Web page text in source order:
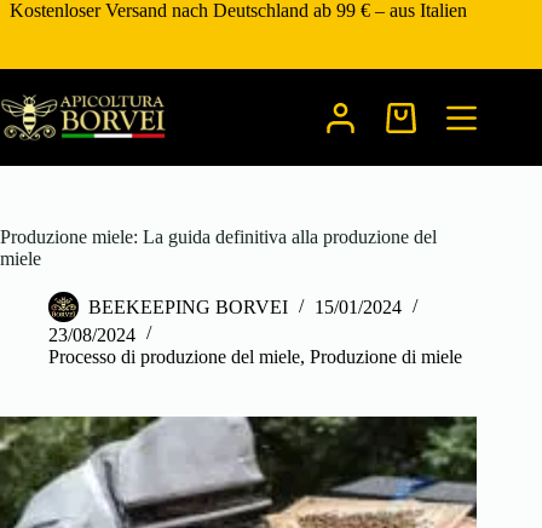
Zum
Kostenloser Versand nach Deutschland ab 99 € – aus Italien
Warenkorb
Produzione miele: La guida definitiva alla produzione del
miele
BEEKEEPING BORVEI
15/01/2024
23/08/2024
Processo di produzione del miele, Produzione di miele